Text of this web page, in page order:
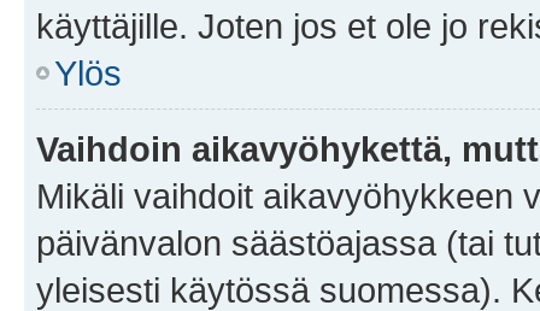
käyttäjille. Joten jos et ole jo
Ylös
Vaihdoin aikavyöhykettä,
Mikäli vaihdoit aikavyöhykkeen
päivänvalon säästöajassa (tai
yleisesti käytössä suomessa).